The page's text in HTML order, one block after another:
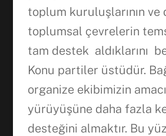
toplum kuruluşlarının ve
toplumsal çevrelerin
tam destek aldıklarını
Konu partiler üstüdür.
organize ekibimizin
yürüyüşüne daha fazla
desteğini almaktır. Bu